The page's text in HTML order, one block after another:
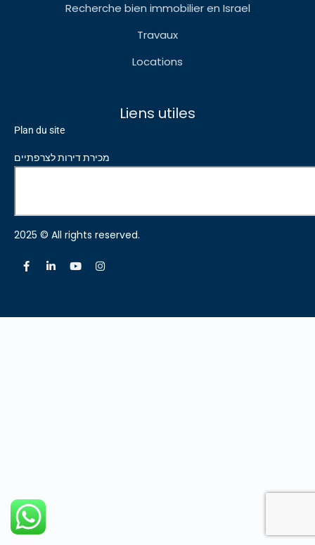
Recherche bien immobilier en Israel
Travaux
Locations
Liens utiles
Plan du site
מכירת דירות לצרפתיים
2025 © All rights reserved.